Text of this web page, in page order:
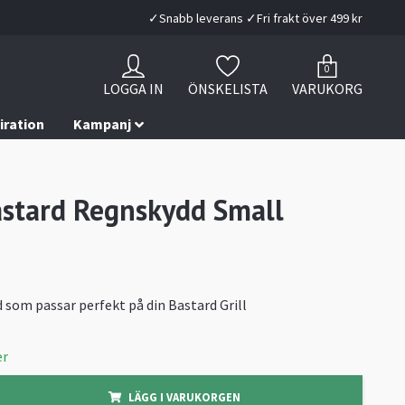
✓Snabb leverans ✓Fri frakt över 499 kr
LOGGA IN ÖNSKELISTA
0
VARUKORG
Kampanj
Regnskydd Small
som passar perfekt på din Bastard Grill
LÄGG I VARUKORGEN